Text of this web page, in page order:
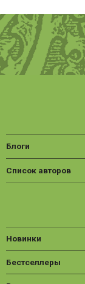
Блоги
Список авторов
Новинки
Бестселлеры